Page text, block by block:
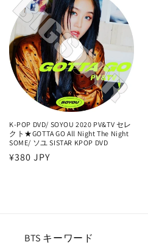
格
K-POP DVD/ SOYOU 2020 PV&TV セレ
クト★GOTTA GO All Night The Night
SOME/ ソユ SISTAR KPOP DVD
通
¥380 JPY
BTS キーワード